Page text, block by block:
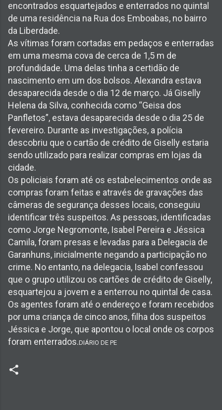
encontrados esquartejados e enterrados no quintal
de uma residência na Rua dos Emboabas, no bairro
da Liberdade.
As vítimas foram cortadas em pedaços e enterradas
em uma mesma cova de cerca de 1,5 m de
profundidade. Uma delas tinha a certidão de
nascimento em um dos bolsos. Alexandra estava
desaparecida desde o dia 12 de março. Já Giselly
Helena da Silva, conhecida como “Geisa dos
Panfletos”, estava desaparecida desde o dia 25 de
fevereiro. Durante as investigações, a polícia
descobriu que o cartão de crédito de Giselly estaria
sendo utilizado para realizar compras em lojas da
cidade.
Os policiais foram até os estabelecimentos onde as
compras foram feitas e através de gravações das
câmeras de segurança desses locais, conseguiu
identificar três suspeitos. As pessoas, identificadas
como Jorge Negromonte, Isabel Pereira e Jéssica
Camila, foram presas e levadas para a Delegacia de
Garanhuns, inicialmente negando a participação no
crime. No entanto, na delegacia, Isabel confessou
que o grupo utilizou os cartões de crédito de Giselly,
esquartejou a jovem e a enterrou no quintal de casa.
Os agentes foram até o endereço e foram recebidos
por uma criança de cinco anos, filha dos suspeitos
Jéssica e Jorge, que apontou o local onde os corpos
foram enterrados.DIÁRIO DE PE